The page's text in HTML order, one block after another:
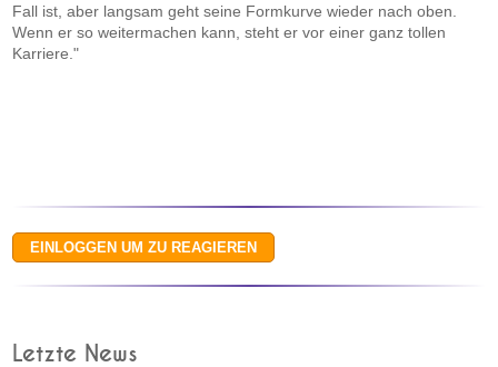
Fall ist, aber langsam geht seine Formkurve wieder nach oben.
Wenn er so weitermachen kann, steht er vor einer ganz tollen
Karriere."
Letzte News